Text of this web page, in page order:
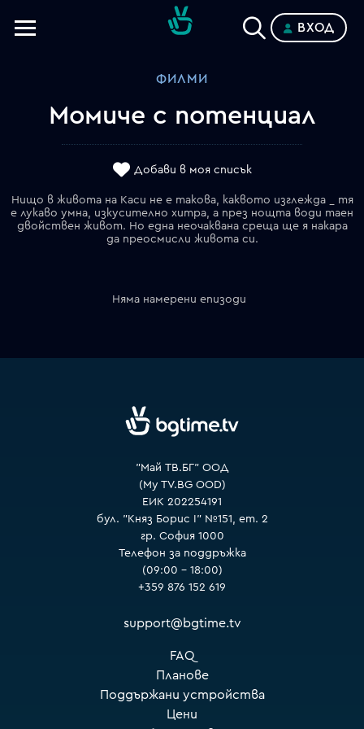
ВХОД
ФИЛМИ
Момиче с потенциал
Добави в моя списък
Нищо в живота на Каси не е такова, каквото изглежда _ тя
е лукаво умна, изкусително хитра, а през нощта води таен
двойствен живот. Но една неочаквана среща ще я накара
да преосмисли живота си.
Няма намерени епизоди
"Май ТВ.БГ" ООД
(My TV.BG OOD)
ЕИК 202254191
бул. "Княз Борис I" №151, ет. 2
гр. София 1000
Телефон за поддръжка
(09:00 – 18:00)
+359 876 152 619
support@bgtime.tv
FAQ
Планове
Поддържани устройства
Цени